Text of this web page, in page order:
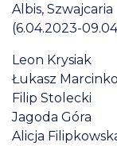
Albis, Szwajcaria
(6.04.2023-
Leon Krysiak
Łukasz
Filip Stolecki
Jagoda Góra
Alicja